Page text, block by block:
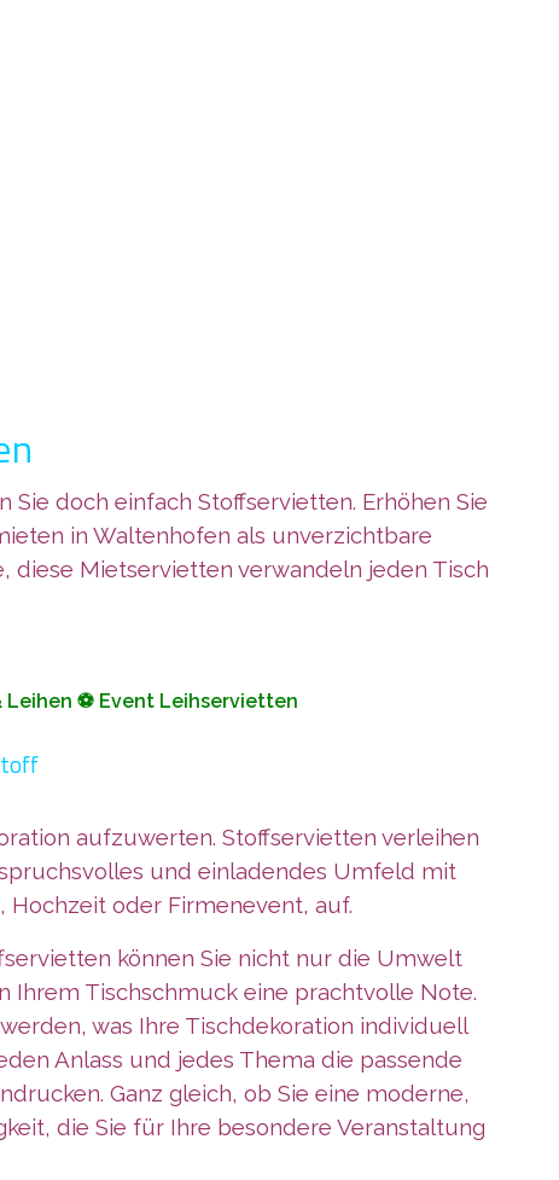
doch einfach Stoffservietten. Erhöhen Sie
in Waltenhofen als unverzichtbare
diese Mietservietten verwandeln jeden Tisch
⚽ Event Leihservietten
aufzuwerten. Stoffservietten verleihen
und einladendes Umfeld mit
Hochzeit oder Firmenevent, auf.
können Sie nicht nur die Umwelt
Ihrem Tischschmuck eine prachtvolle Note.
was Ihre Tischdekoration individuell
Anlass und jedes Thema die passende
Ganz gleich, ob Sie eine moderne,
die Sie für Ihre besondere Veranstaltung